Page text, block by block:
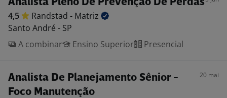
Analista Pleno De Prevenção De Perdas
4,5 Randstad - Matriz
Santo André - SP
A combinar
Ensino Superior Presencial
Analista De Planejamento Sênior -
Foco Manutenção
20 mai